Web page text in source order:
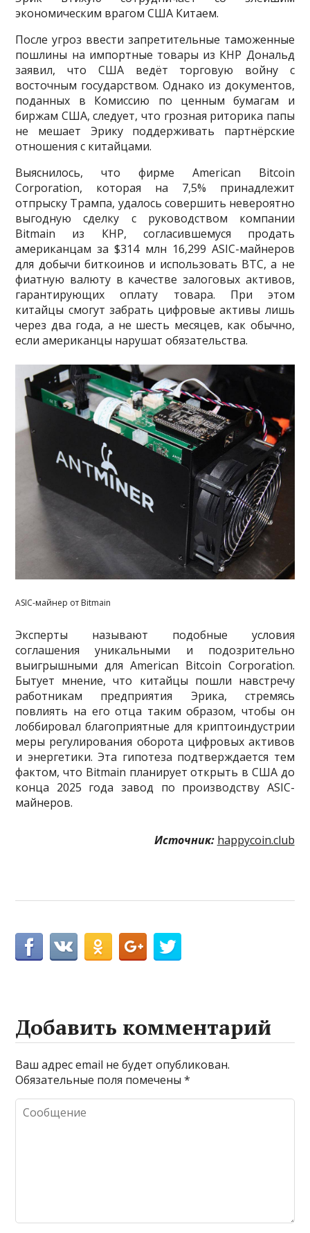
экономическим врагом США Китаем.
После угроз ввести запретительные таможенные
пошлины на импортные товары из КНР Дональд
заявил, что США ведёт торговую войну с
восточным государством. Однако из документов,
поданных в Комиссию по ценным бумагам и
биржам США, следует, что грозная риторика папы
не мешает Эрику поддерживать партнёрские
отношения с китайцами.
Выяснилось, что фирме American Bitcoin
Corporation, которая на 7,5% принадлежит
отпрыску Трампа, удалось совершить невероятно
выгодную сделку с руководством компании
Bitmain из КНР, согласившемуся продать
американцам за $314 млн 16,299 ASIC-майнеров
для добычи биткоинов и использовать BTC, а не
фиатную валюту в качестве залоговых активов,
гарантирующих оплату товара. При этом
китайцы смогут забрать цифровые активы лишь
через два года, а не шесть месяцев, как обычно,
если американцы нарушат обязательства.
ASIC-майнер от Bitmain
Эксперты называют подобные условия
соглашения уникальными и подозрительно
выигрышными для American Bitcoin Corporation.
Бытует мнение, что китайцы пошли навстречу
работникам предприятия Эрика, стремясь
повлиять на его отца таким образом, чтобы он
лоббировал благоприятные для криптоиндустрии
меры регулирования оборота цифровых активов
и энергетики. Эта гипотеза подтверждается тем
фактом, что Bitmain планирует открыть в США до
конца 2025 года завод по производству ASIC-
майнеров.
Источник: happycoin.club
Добавить комментарий
Ваш адрес email не будет опубликован.
Обязательные поля помечены*